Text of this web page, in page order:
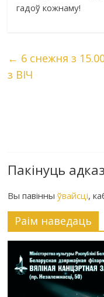
гадоў кожнаму!
← 6 снежня з
з ВІЧ
Пакінуць адказ
Вы павінныўвайсці,
Раiм наведаць